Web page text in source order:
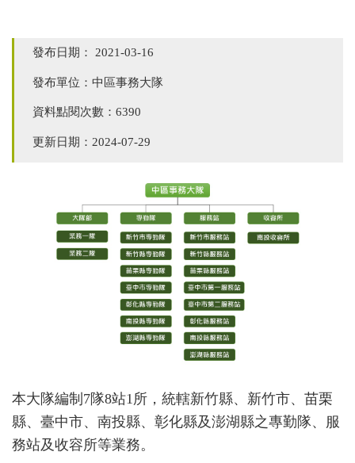
發布日期： 2021-03-16
發布單位：中區事務大隊
資料點閱次數：6390
更新日期：2024-07-29
本大隊編制7隊8站1所，統轄新竹縣、新竹市、苗栗
縣、臺中市、南投縣、彰化縣及澎湖縣之專勤隊、服
務站及收容所等業務。